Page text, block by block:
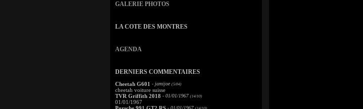
GALERIE PHOTOS
LA COTE DES MONTRES
AGENDA
DERNIERS COMMENTAIRES
Cheetah G601 - jamijoe (5/04)
cheetah voiture suisse
TVR Griffith 2018 - 01/01/1967 (14/10)
01/01/1967
- 01/01/1967